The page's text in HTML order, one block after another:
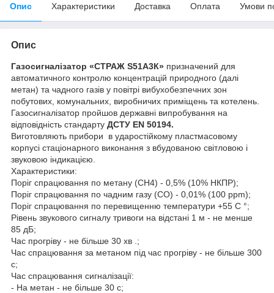
Опис Характеристики Доставка Оплата Умови
Опис
Газосигналізатор «СТРАЖ S51А3К» призначений для
автоматичного контролю концентрацій природного (далі
метан) та чадного газів у повітрі вибухобезпечних зон
побутових, комунальних, виробничих приміщень та котелень.
Газосигналізатор пройшов державні випробування на
відповідність стандарту ДСТУ EN 50194.
Виготовляють прибори в ударостійкому пластмасовому
корпусі стаціонарного виконання з вбудованою світловою і
звуковою індикацією.
Характеристики:
Поріг спрацювання по метану (СН4) - 0,5% (10% НКПР);
Поріг спрацювання по чадним газу (СО) - 0,01% (100 ppm);
Поріг спрацювання по перевищенню температури +55 С °;
Рівень звукового сигналу тривоги на відстані 1 м - не менше
85 дБ;
Час прогріву - не більше 30 хв .;
Час спрацювання за метаном під час прогріву - не більше 300
с;
Час спрацювання сигналізації:
- На метан - не більше 30 с;